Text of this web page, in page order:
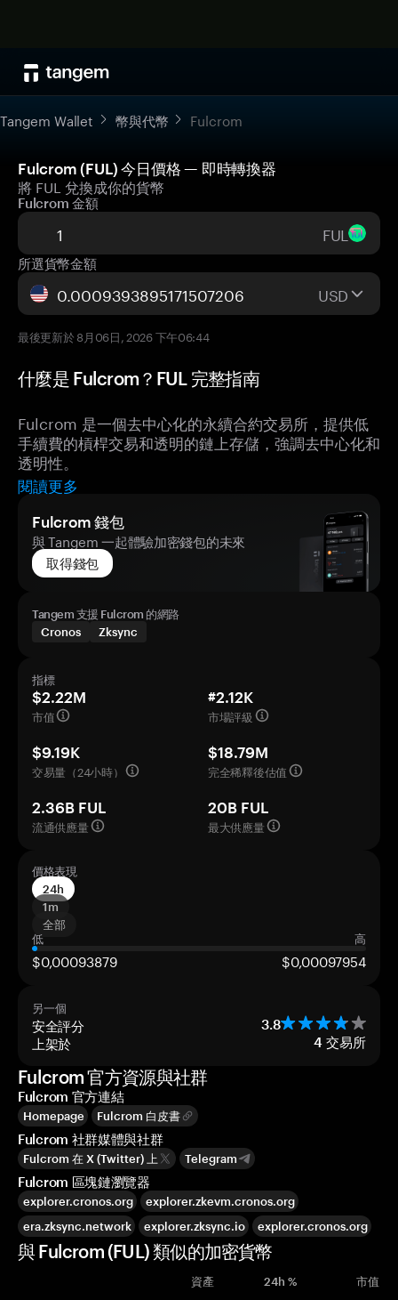
Tangem Wallet 幣與代幣 Fulcrom
Fulcrom (FUL) 今日價格 — 即時轉換器
將 FUL 兌換成你的貨幣
Fulcrom 金額
FUL
所選貨幣金額
USD
最後更新於 8月06日, 2026 下午06:44
什麼是 Fulcrom？FUL 完整指南
Fulcrom 是一個去中心化的永續合約交易所，提供低
手續費的槓桿交易和透明的鏈上存儲，強調去中心化和
透明性。
閱讀更多
Fulcrom 錢包
與 Tangem 一起體驗加密錢包的未來
取得錢包
Tangem 支援 Fulcrom 的網路
Cronos
Zksync
指標
$2.22M
市值
#2.12K
市場評級
$9.19K
交易量（24小時）
$18.79M
完全稀釋後估值
2.36B FUL
流通供應量
20B FUL
最大供應量
價格表現
24h
1m
全部
低
高
$0,00093879 $0,00097954
另一個
安全評分 3.8
上架於 4 交易所
Fulcrom 官方資源與社群
Fulcrom 官方連結
Homepage Fulcrom 白皮書
Fulcrom 社群媒體與社群
Fulcrom 在 X (Twitter) 上 Telegram
Fulcrom 區塊鏈瀏覽器
explorer.cronos.org
explorer.zkevm.cronos.org
era.zksync.network
explorer.zksync.io explorer.cronos.org
與 Fulcrom (FUL) 類似的加密貨幣
資產 24h % 市值